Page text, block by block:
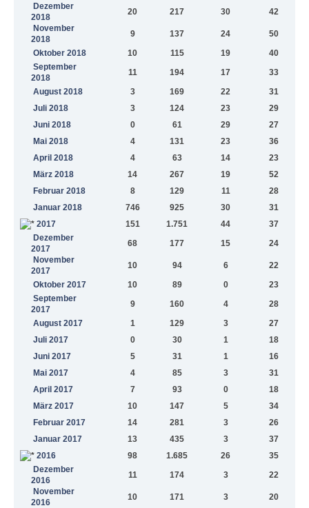
Dezember
2018
20 217 30
42
November
2018
9 137 24
50
Oktober 2018
10 115 19
40
September
2018
11 194 17
33
August 2018
3 169 22
31
Juli 2018
3 124 23
29
Juni 2018
0 61 29
27
Mai 2018
4 131 23
36
April 2018
4 63 14
23
März 2018
14 267 19
52
Februar 2018
8 129 11
28
Januar 2018
746 925 30
31
2017
151 1.751 44
37
Dezember
2017
68 177 15
24
November
2017
10 94 6
22
Oktober 2017
10 89 0
23
September
2017
9 160 4
28
August 2017
1 129 3
27
Juli 2017
0 30 1
18
Juni 2017
5 31 1
16
Mai 2017
4 85 3
31
April 2017
7 93 0
18
März 2017
10 147 5
34
Februar 2017
14 281 3
26
Januar 2017
13 435 3
37
2016
98 1.685 26
35
Dezember
2016
11 174 3
22
November
2016
10 171 3
20